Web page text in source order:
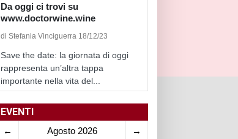
Da oggi ci trovi su
www.doctorwine.wine
di Stefania Vinciguerra 18/12/23
Save the date: la giornata di oggi
rappresenta un’altra tappa
importante nella vita del...
EVENTI
← Agosto 2026 →